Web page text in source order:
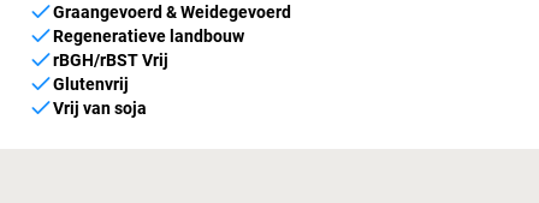
Graangevoerd & Weidegevoerd
Regeneratieve landbouw
rBGH/rBST Vrij
Glutenvrij
Vrij van soja